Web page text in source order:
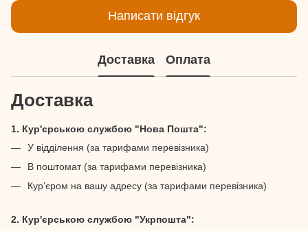
Написати відгук
Доставка Оплата
Доставка
1. Кур'єрською службою "Нова Пошта":
У відділення (за тарифами перевізника)
В поштомат (за тарифами перевізника)
Кур’єром на вашу адресу (за тарифами перевізника)
2. Кур'єрською службою "Укрпошта":